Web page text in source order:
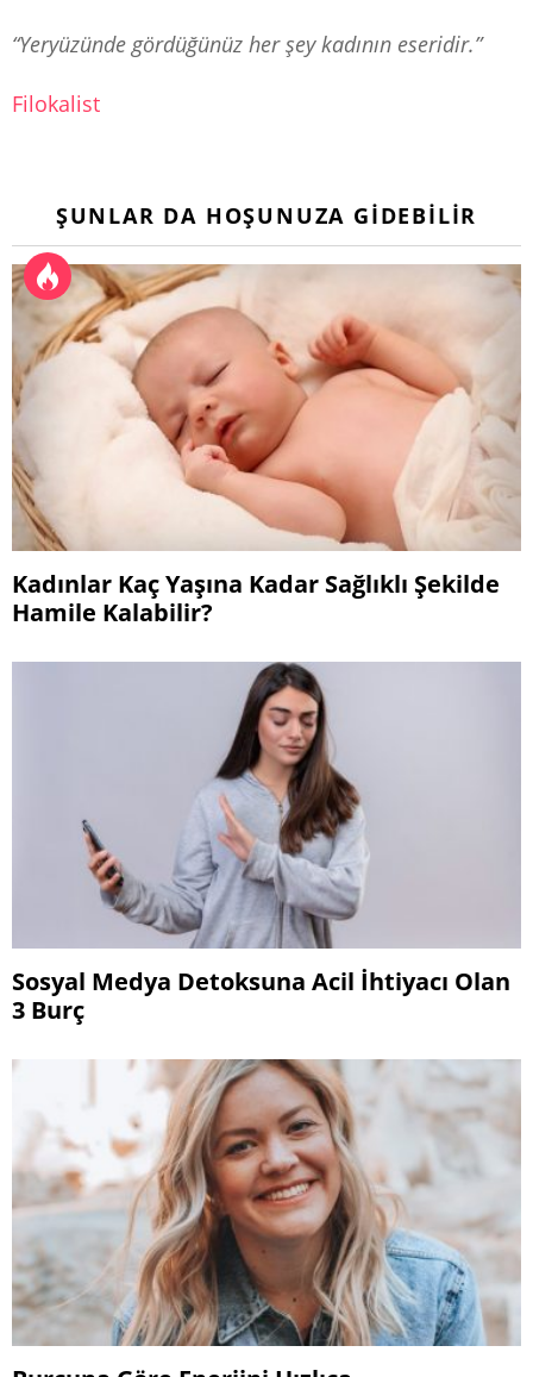
“Yeryüzünde gördüğünüz her şey kadının eseridir.”
Filokalist
ŞUNLAR DA HOŞUNUZA GIDEBILIR
Kadınlar Kaç Yaşına Kadar Sağlıklı Şekilde
Hamile Kalabilir?
Sosyal Medya Detoksuna Acil İhtiyacı Olan
3 Burç